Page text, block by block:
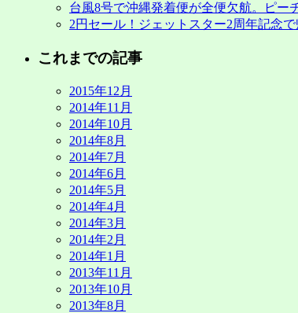
台風8号で沖縄発着便が全便欠航。ピー
2円セール！ジェットスター2周年記念で
これまでの記事
2015年12月
2014年11月
2014年10月
2014年8月
2014年7月
2014年6月
2014年5月
2014年4月
2014年3月
2014年2月
2014年1月
2013年11月
2013年10月
2013年8月